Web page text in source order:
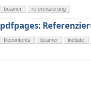
beamer referenzierung
pdfpages:
filecontents beamer include